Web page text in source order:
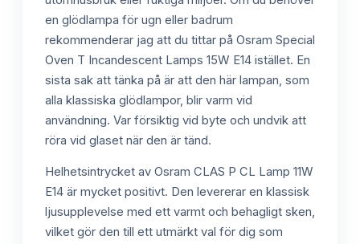
en glödlampa för ugn eller badrum
rekommenderar jag att du tittar på Osram Special
Oven T Incandescent Lamps 15W E14 istället. En
sista sak att tänka på är att den här lampan, som
alla klassiska glödlampor, blir varm vid
användning. Var försiktig vid byte och undvik att
röra vid glaset när den är tänd.
Helhetsintrycket av Osram CLAS P CL Lamp 11W
E14 är mycket positivt. Den levererar en klassisk
ljusupplevelse med ett varmt och behagligt sken,
vilket gör den till ett utmärkt val för dig som